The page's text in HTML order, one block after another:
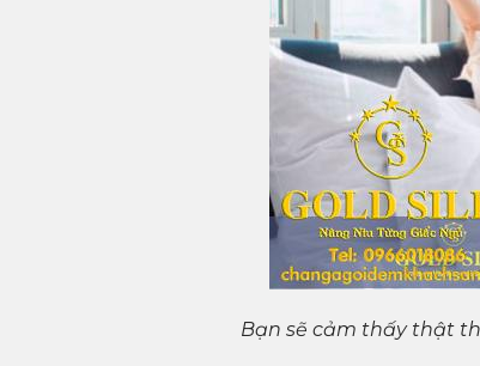
Bạn sẽ cảm thấy thật